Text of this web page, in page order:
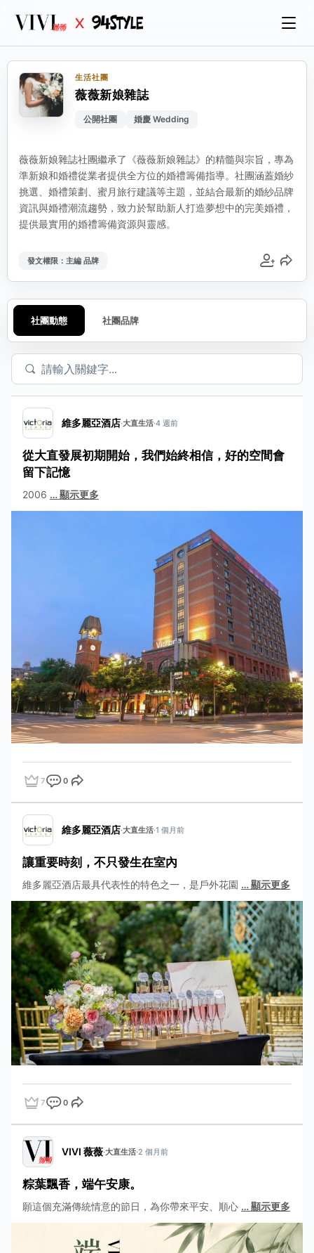
生活社團
薇薇新娘雜誌
公開社團 婚慶 Wedding
發文權限：主編 品牌 登入
分
薇薇新娘雜誌社團繼承了《薇薇新娘雜誌》的精髓與宗旨，專為
準新娘和婚禮從業者提供全方位的婚禮籌備指導。社團涵蓋婚紗
挑選、婚禮策劃、蜜月旅行建議等主題，並結合最新的婚紗品牌
資訊與婚禮潮流趨勢，致力於幫助新人打造夢想中的完美婚禮，
提供最實用的婚禮籌備資源與靈感。
社團動態 社團品牌
維多麗亞酒店·大直生活·4 週前
從大直發展初期開始，我們始終相信，好的空間會
留下記憶
2006 …顯示更多
點讚 7評論 0分享
維多麗亞酒店·大直生活·1 個月前
讓重要時刻，不只發生在室內
維多麗亞酒店最具代表性的特色之一，是戶外花園 …顯示更多
點讚 7評論 0分享
VIVI 薇薇·大直生活·2 個月前
粽葉飄香，端午安康。
願這個充滿傳統情意的節日，為你帶來平安、順心 …顯示更多